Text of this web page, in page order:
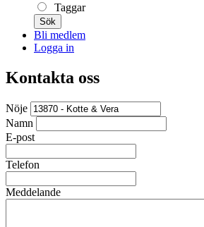
Taggar
Sök
Bli medlem
Logga in
Kontakta oss
Nöje
Namn
E-post
Telefon
Meddelande